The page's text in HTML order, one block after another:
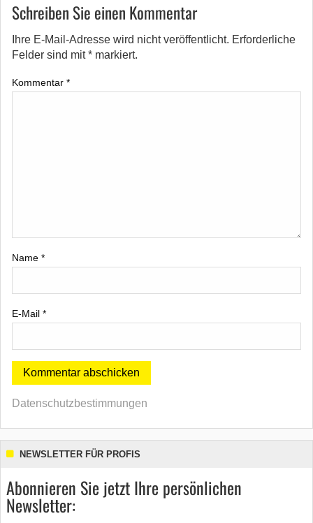
Schreiben Sie einen Kommentar
Ihre E-Mail-Adresse wird nicht veröffentlicht. Erforderliche
Felder sind mit* markiert.
Kommentar *
Name *
E-Mail *
Datenschutzbestimmungen
NEWSLETTER FÜR PROFIS
Abonnieren Sie jetzt Ihre persönlichen
Newsletter: